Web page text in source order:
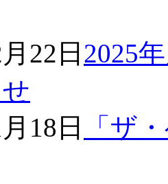
22日 2025
18日
「ザ